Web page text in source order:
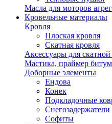
Масла для моторов
Кровельные материалы
Кровля
Плоская кровля
Скатная кровля
Аксессуары для
Мастика, праймер
Доборные элементы
Ендова
Конек
Подкладочные
Снегозадержатели
Софиты